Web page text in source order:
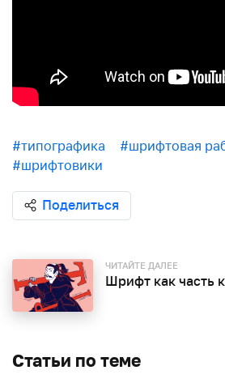
#типографика
#шрифтовая
#шрифтовики
Поделиться
ЧИТАЙТЕ ДАЛЕЕ
Шрифт как часть
Статьи по теме